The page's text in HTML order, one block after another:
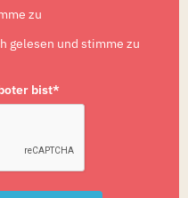
zu
gelesen und stimme zu
bist*